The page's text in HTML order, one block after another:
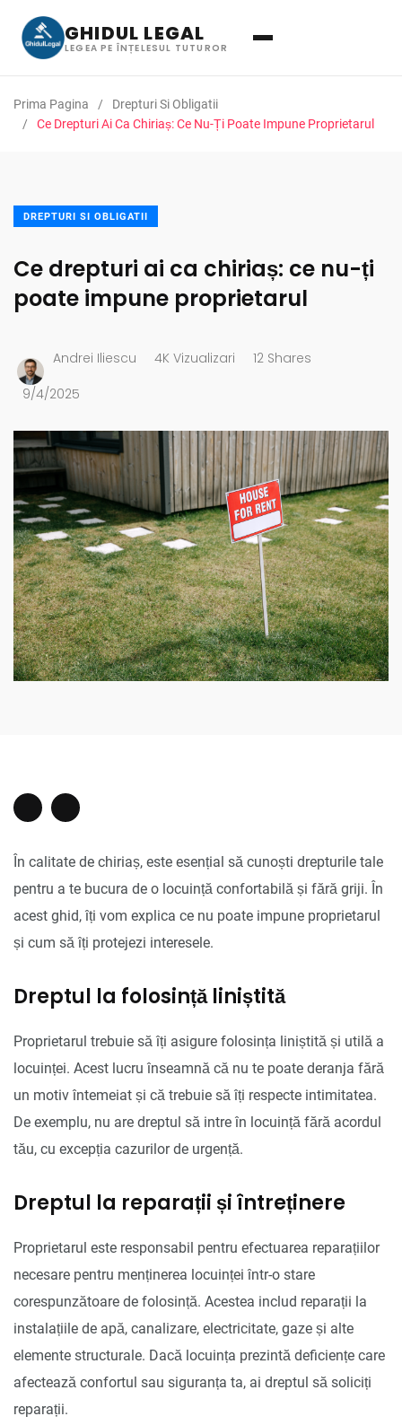
GHIDUL LEGAL
LEGEA PE ÎNȚELESUL TUTUROR
Prima Pagina
Drepturi Si Obligatii
Ce Drepturi Ai Ca Chiriaș: Ce Nu-Ți Poate Impune Proprietarul
DREPTURI SI OBLIGATII
Ce drepturi ai ca chiriaș: ce nu-ți
poate impune proprietarul
Andrei Iliescu 4K Vizualizari 12 Shares
9/4/2025
În calitate de chiriaș, este esențial să cunoști drepturile tale
pentru a te bucura de o locuință confortabilă și fără griji. În
acest ghid, îți vom explica ce nu poate impune proprietarul
și cum să îți protejezi interesele.
Dreptul la folosință liniștită
Proprietarul trebuie să îți asigure folosința liniștită și utilă a
locuinței. Acest lucru înseamnă că nu te poate deranja fără
un motiv întemeiat și că trebuie să îți respecte intimitatea.
De exemplu, nu are dreptul să intre în locuință fără acordul
tău, cu excepția cazurilor de urgență.
Dreptul la reparații și întreținere
Proprietarul este responsabil pentru efectuarea reparațiilor
necesare pentru menținerea locuinței într-o stare
corespunzătoare de folosință. Acestea includ reparații la
instalațiile de apă, canalizare, electricitate, gaze și alte
elemente structurale. Dacă locuința prezintă deficiențe care
afectează confortul sau siguranța ta, ai dreptul să soliciți
reparații.